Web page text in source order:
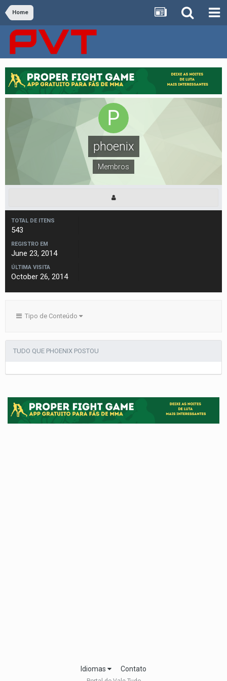
Home
phoenix
Membros
TOTAL DE ITENS
543
REGISTRO EM
June 23, 2014
ÚLTIMA VISITA
October 26, 2014
Tipo de Conteúdo
TUDO QUE PHOENIX POSTOU
Idiomas Contato